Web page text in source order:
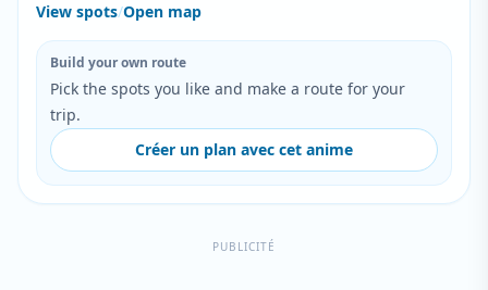
View spots/Open map
Build your own route
Pick the spots you like and make a route for your
trip.
Créer un plan avec cet anime
PUBLICITÉ